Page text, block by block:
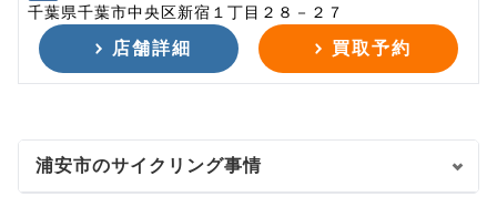
千葉県千葉市中央区新宿１丁目２８－２７
店舗詳細 買取予約
浦安市のサイクリング事情